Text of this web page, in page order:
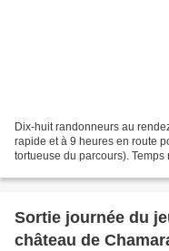
Dix-huit randonneurs au
rapide et à 9 heures en route
tortueuse du parcours).
Sortie journée du
château de